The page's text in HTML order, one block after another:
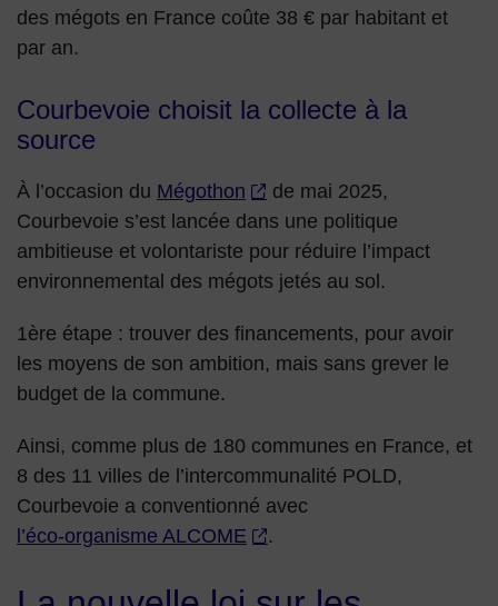
des mégots en France coûte 38 € par habitant et
par an.
Courbevoie choisit la collecte à la
source
À l’occasion du Mégothon
de mai 2025,
Courbevoie s’est lancée dans une politique
ambitieuse et volontariste pour réduire l’impact
environnemental des mégots jetés au sol.
1ère étape : trouver des financements, pour avoir
les moyens de son ambition, mais sans grever le
budget de la commune.
Ainsi, comme plus de 180 communes en France, et
8 des 11 villes de l’intercommunalité POLD,
Courbevoie a conventionné avec
l’éco-organisme ALCOME
.